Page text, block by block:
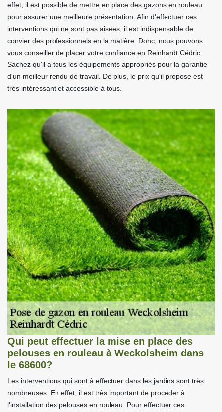
effet, il est possible de mettre en place des gazons en rouleau
pour assurer une meilleure présentation. Afin d'effectuer ces
interventions qui ne sont pas aisées, il est indispensable de
convier des professionnels en la matière. Donc, nous pouvons
vous conseiller de placer votre confiance en Reinhardt Cédric.
Sachez qu'il a tous les équipements appropriés pour la garantie
d'un meilleur rendu de travail. De plus, le prix qu'il propose est
très intéressant et accessible à tous.
Qui peut effectuer la mise en place des
pelouses en rouleau à Weckolsheim dans
le 68600?
Les interventions qui sont à effectuer dans les jardins sont très
nombreuses. En effet, il est très important de procéder à
l'installation des pelouses en rouleau. Pour effectuer ces